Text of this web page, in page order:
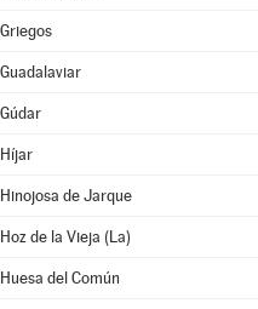
Griegos
Guadalaviar
Gúdar
Híjar
Hinojosa de Jarque
Hoz de la Vieja (La)
Huesa del Común